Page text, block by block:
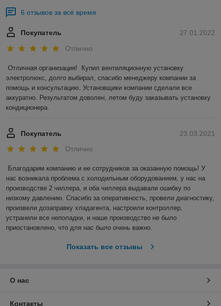
6 отзывов за всё время
27.01.2022
Покупатель
Отлично
Отличная организация!  Купил вентиляционную установку
электролюкс, долго выбирал, спасибо менеджеру компании за
помощь и консультацию. Установщики компании сделали все
аккуратно. Результатом доволен, летом буду заказывать установку
кондиционера.
23.03.2021
Покупатель
Отлично
Благодарим компанию и ее сотрудников за оказанную помощь! У
нас возникала проблема с холодильным оборудованием, у нас на
производстве 2 чиллера, и оба чиллера выдавали ошибку по
низкому давлению. Спасибо за оперативность, провели диагностику,
произвели дозаправку хладагента, настроили контроллер,
устранили все неполадки, и наше производство не было
приостановлено, что для нас было очень важно.
Показать все отзывы
О нас
Контакты